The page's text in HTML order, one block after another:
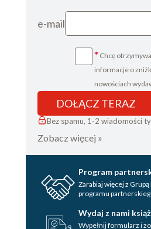
e-mail
* Chcę
informacje o
nowościach
DOŁĄCZ TERAZ
Bez spamu, 1-2 wiadomości
Zobacz więcej »
Program
Zarabiaj więcej z
programu
Wydaj z nami
Wypełnij formularz i